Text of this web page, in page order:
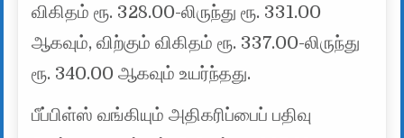
விகிதம் ரூ. 328.00-லிருந்து ரூ. 331.00
ஆகவும், விற்கும் விகிதம் ரூ. 337.00-லிருந்து
ரூ. 340.00 ஆகவும் உயர்ந்தது.
பீப்பிள்ஸ் வங்கியும் அதிகரிப்பைப் பதிவு